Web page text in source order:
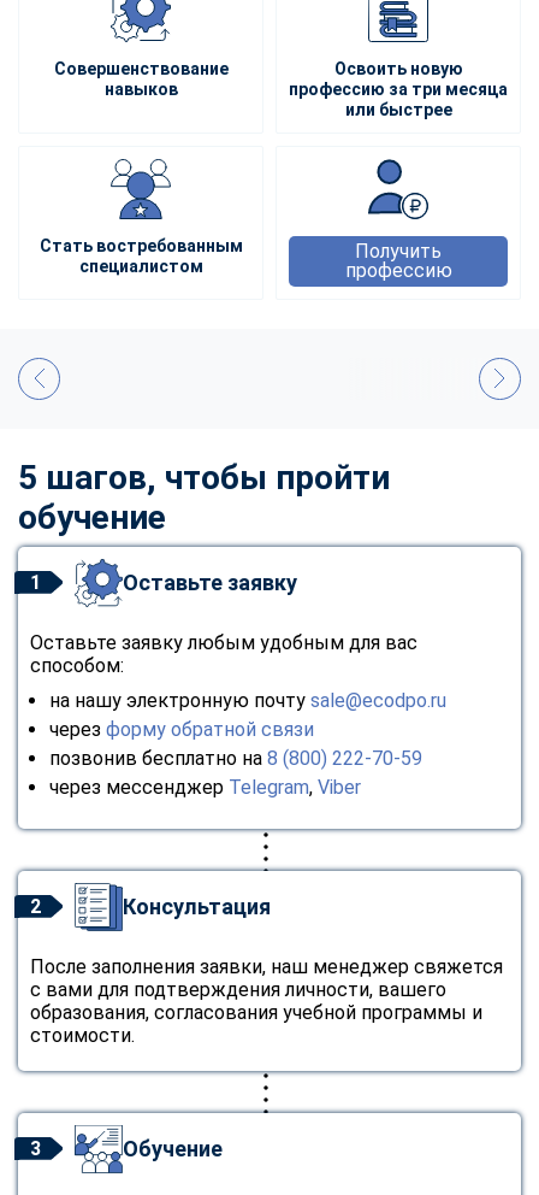
Совершенствование
навыков
Освоить новую
профессию за три месяца
или быстрее
Стать востребованным
специалистом
Получить
профессию
5 шагов, чтобы пройти
обучение
1 Оставьте заявку
Оставьте заявку любым удобным для вас
способом:
на нашу электронную почту sale@ecodpo.ru
через форму обратной связи
позвонив бесплатно на 8 (800) 222-70-59
через мессенджер Telegram, Viber
2 Консультация
После заполнения заявки, наш менеджер свяжется
с вами для подтверждения личности, вашего
образования, согласования учебной программы и
стоимости.
3 Обучение